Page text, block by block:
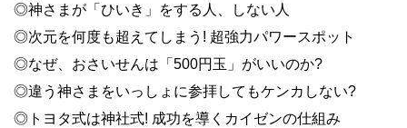
◎神さまが「ひいき」をする人、しない人
◎次元を何度も超えてしまう! 超強力パワースポット
◎なぜ、おさいせんは「500円玉」がいいのか?
◎違う神さまをいっしょに参拝してもケンカしない?
◎トヨタ式は神社式! 成功を導くカイゼンの仕組み